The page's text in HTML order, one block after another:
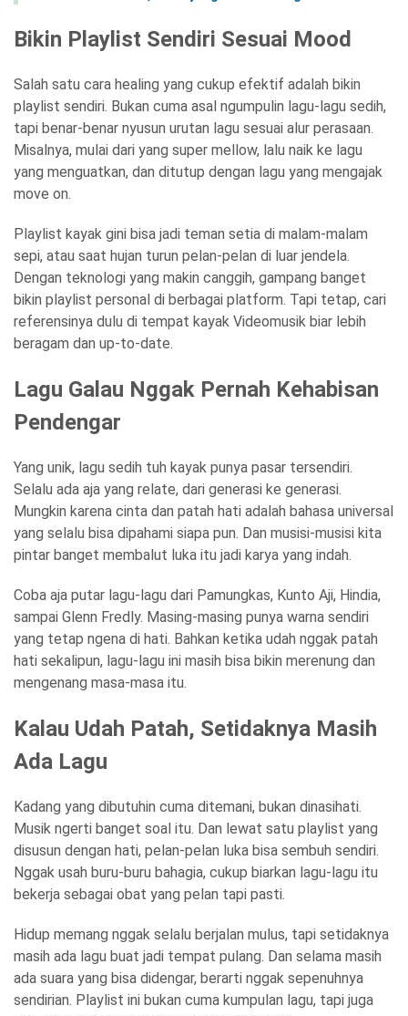
Bikin Playlist Sendiri Sesuai Mood
Salah satu cara healing yang cukup efektif adalah bikin
playlist sendiri. Bukan cuma asal ngumpulin lagu-lagu sedih,
tapi benar-benar nyusun urutan lagu sesuai alur perasaan.
Misalnya, mulai dari yang super mellow, lalu naik ke lagu
yang menguatkan, dan ditutup dengan lagu yang mengajak
move on.
Playlist kayak gini bisa jadi teman setia di malam-malam
sepi, atau saat hujan turun pelan-pelan di luar jendela.
Dengan teknologi yang makin canggih, gampang banget
bikin playlist personal di berbagai platform. Tapi tetap, cari
referensinya dulu di tempat kayak Videomusik biar lebih
beragam dan up-to-date.
Lagu Galau Nggak Pernah Kehabisan
Pendengar
Yang unik, lagu sedih tuh kayak punya pasar tersendiri.
Selalu ada aja yang relate, dari generasi ke generasi.
Mungkin karena cinta dan patah hati adalah bahasa universal
yang selalu bisa dipahami siapa pun. Dan musisi-musisi kita
pintar banget membalut luka itu jadi karya yang indah.
Coba aja putar lagu-lagu dari Pamungkas, Kunto Aji, Hindia,
sampai Glenn Fredly. Masing-masing punya warna sendiri
yang tetap ngena di hati. Bahkan ketika udah nggak patah
hati sekalipun, lagu-lagu ini masih bisa bikin merenung dan
mengenang masa-masa itu.
Kalau Udah Patah, Setidaknya Masih
Ada Lagu
Kadang yang dibutuhin cuma ditemani, bukan dinasihati.
Musik ngerti banget soal itu. Dan lewat satu playlist yang
disusun dengan hati, pelan-pelan luka bisa sembuh sendiri.
Nggak usah buru-buru bahagia, cukup biarkan lagu-lagu itu
bekerja sebagai obat yang pelan tapi pasti.
Hidup memang nggak selalu berjalan mulus, tapi setidaknya
masih ada lagu buat jadi tempat pulang. Dan selama masih
ada suara yang bisa didengar, berarti nggak sepenuhnya
sendirian. Playlist ini bukan cuma kumpulan lagu, tapi juga